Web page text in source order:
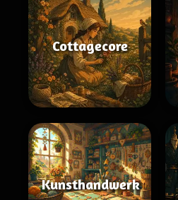
Cottagecore
Kunsthandwerk